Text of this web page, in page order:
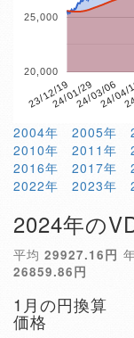
23/12/1924/01/2924/03/06
24/
20,000
25,000
2004年 2005年
2010年
2011年
2016年
2017年
2022年
2023年
2024年の
平均 29927.16円
26859.86円
1月の円換算
価格